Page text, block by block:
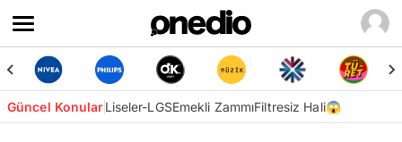
Güncel KonularLiseler-LGSEmekli ZammıFiltresiz Hali😱